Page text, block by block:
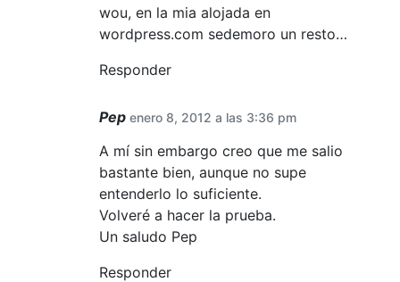
wou, en la mia alojada en
wordpress.com sedemoro un resto…
Responder
Pep enero 8, 2012 a las 3:36 pm
A mí sin embargo creo que me salio
bastante bien, aunque no supe
entenderlo lo suficiente.
Volveré a hacer la prueba.
Un saludo Pep
Responder